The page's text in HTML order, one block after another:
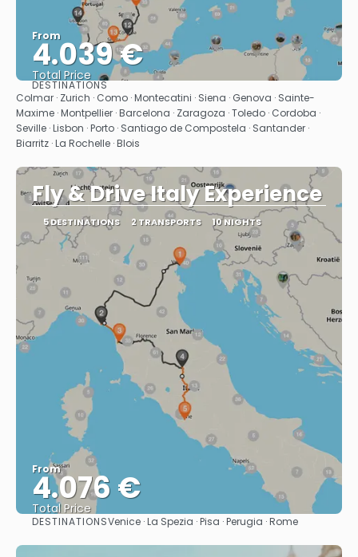
From
4.039 €
Total Price
See
DESTINATIONS
Colmar · Zurich · Como · Montecatini · Siena · Genova · Sainte-
Maxime · Montpellier · Barcelona · Zaragoza · Toledo · Cordoba ·
Seville · Lisbon · Porto · Santiago de Compostela · Santander ·
Biarritz · La Rochelle · Blois
Fly & Drive Italy Experience
5 DESTINATIONS 2 TRANSPORTS 10 NIGHTS
From
4.076 €
Total Price
See
DESTINATIONSVenice · La Spezia · Pisa · Perugia · Rome